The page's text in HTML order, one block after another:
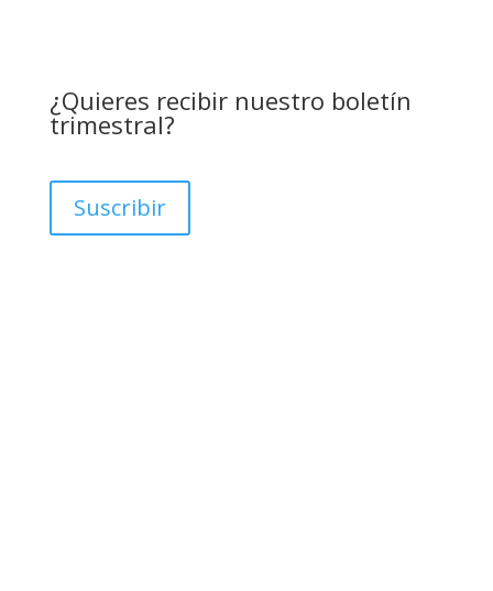
¿Quieres recibir nuestro boletín
trimestral?
Suscribir